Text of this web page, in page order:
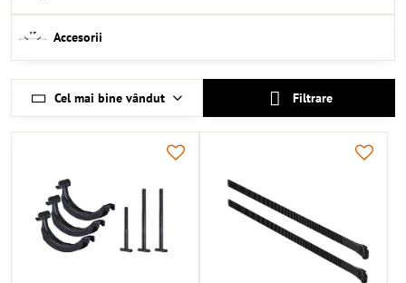
Accesorii
Cel mai bine vândut Filtrare